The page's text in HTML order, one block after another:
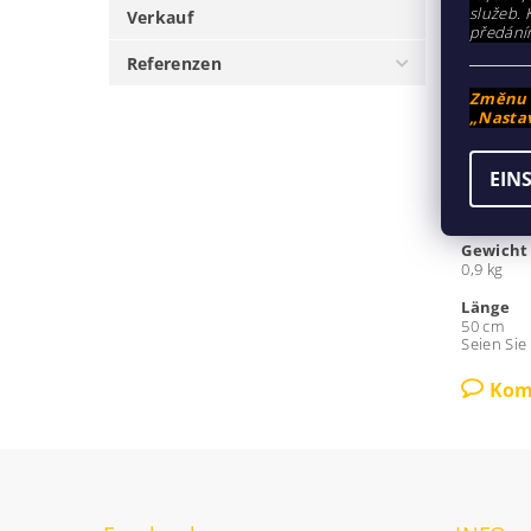
Verkauf
Referenzen
ab
ab
Farbe
Chrom
Gewicht
0,9 kg
Länge
50 cm
Seien
služeb.